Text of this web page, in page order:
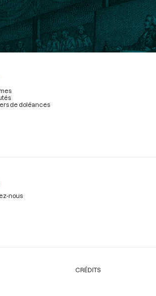
de doléances
nous
CRÉDITS